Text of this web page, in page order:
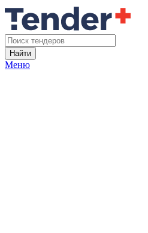
Найти
Меню